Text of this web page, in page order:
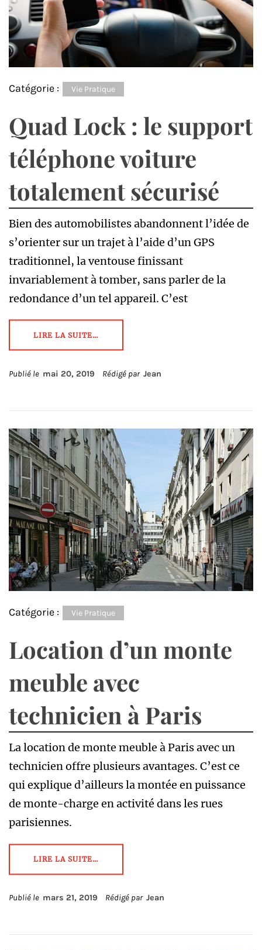
Catégorie : Vie Pratique
Quad Lock : le support
téléphone voiture
totalement sécurisé
Bien des automobilistes abandonnent l’idée de
s’orienter sur un trajet à l’aide d’un GPS
traditionnel, la ventouse finissant
invariablement à tomber, sans parler de la
redondance d’un tel appareil. C’est
LIRE LA SUITE…
Publié le mai 20, 2019 Rédigé par Jean
Catégorie : Vie Pratique
Location d’un monte
meuble avec
technicien à Paris
La location de monte meuble à Paris avec un
technicien offre plusieurs avantages. C’est ce
qui explique d’ailleurs la montée en puissance
de monte-charge en activité dans les rues
parisiennes.
LIRE LA SUITE…
Publié le mars 21, 2019 Rédigé par Jean